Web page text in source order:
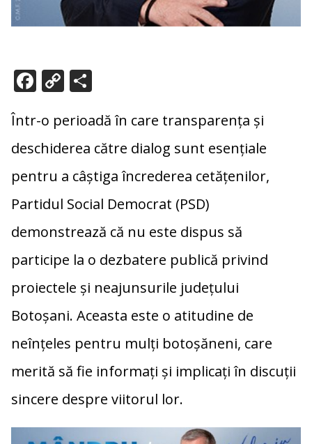
F
e
b
o
o
k
C
p
y
Li
n
k
P
ta
je
az
ă
Într-o perioadă în care transparența și
deschiderea către dialog sunt esențiale
pentru a câștiga încrederea cetățenilor,
Partidul Social Democrat (PSD)
demonstrează că nu este dispus să
participe la o dezbatere publică privind
proiectele și neajunsurile județului
Botoșani. Aceasta este o atitudine de
neînțeles pentru mulți botoșăneni, care
merită să fie informați și implicați în discuții
sincere despre viitorul lor.